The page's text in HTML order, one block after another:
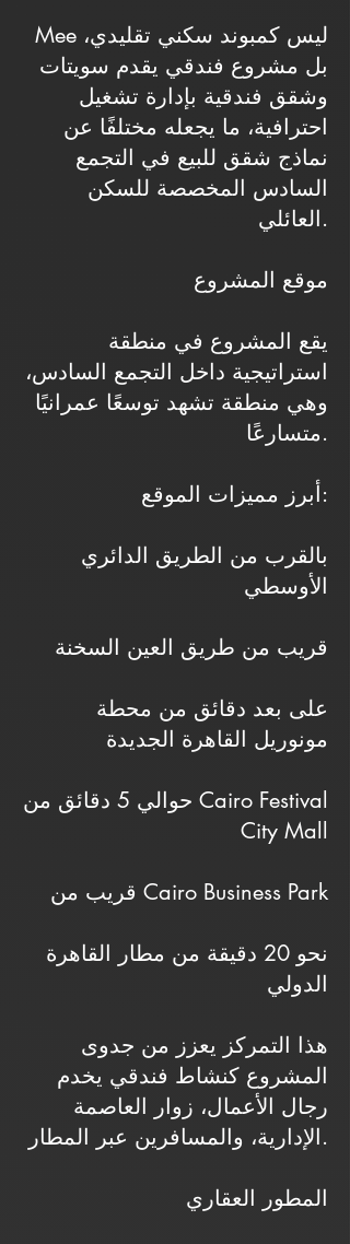
Mee ليس كمبوند سكني تقليدي،
بل مشروع فندقي يقدم سويتات
وشقق فندقية بإدارة تشغيل
احترافية، ما يجعله مختلفًا عن
نماذج شقق للبيع في التجمع
السادس المخصصة للسكن
العائلي.
موقع المشروع
يقع المشروع في منطقة
استراتيجية داخل التجمع السادس،
وهي منطقة تشهد توسعًا عمرانيًا
متسارعًا.
أبرز مميزات الموقع:
بالقرب من الطريق الدائري
الأوسطي
قريب من طريق العين السخنة
على بعد دقائق من محطة
مونوريل القاهرة الجديدة
حوالي 5 دقائق من Cairo Festival
City Mall
قريب من Cairo Business Park
نحو 20 دقيقة من مطار القاهرة
الدولي
هذا التمركز يعزز من جدوى
المشروع كنشاط فندقي يخدم
رجال الأعمال، زوار العاصمة
الإدارية، والمسافرين عبر المطار.
المطور العقاري